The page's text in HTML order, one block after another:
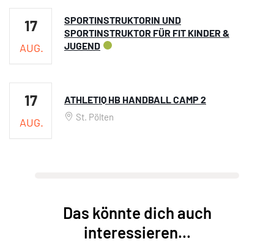
17
AUG.
SPORTINSTRUKTORIN UND
SPORTINSTRUKTOR FÜR FIT KINDER &
JUGEND
17
AUG.
ATHLETIQ HB HANDBALL CAMP 2
St. Pölten
Das könnte dich auch
interessieren...